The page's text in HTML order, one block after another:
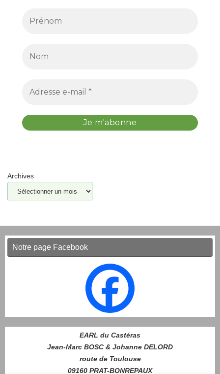
Archives
Notre page Facebook
EARL du Castéras
Jean-Marc BOSC & Johanne DELORD
route de Toulouse
09160 PRAT-BONREPAUX